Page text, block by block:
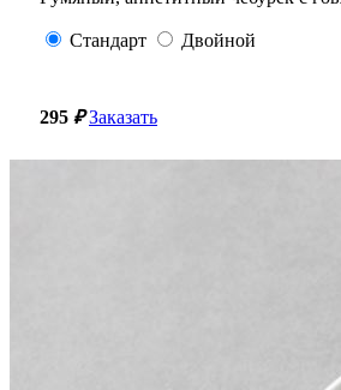
Стандарт Двойной
295 ₽ Заказать